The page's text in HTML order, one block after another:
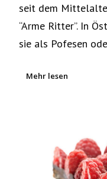
seit dem
“Arme Ritter”. In
sie als Pofesen
Mehr lesen